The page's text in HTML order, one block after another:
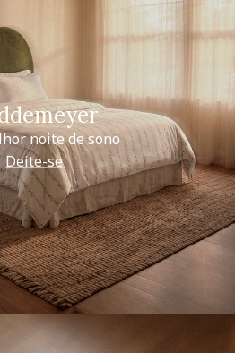
noite de sono
Deite-se